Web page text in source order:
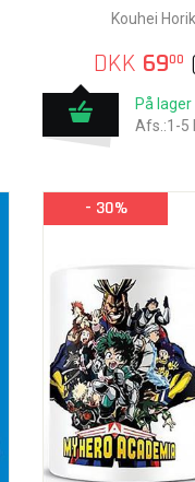
Kouhei
DKK 6900
På lager
Afs.:1-5
- 30%